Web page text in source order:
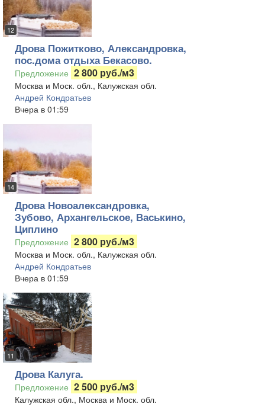
12
Дрова Пожитково, Александровка,
пос.дома отдыха Бекасово.
Предложение 2 800 руб./м3
Москва и Моск. обл., Калужская обл.
Андрей Кондратьев
Вчера в 01:59
14
Дрова Новоалександровка,
Зубово, Архангельское, Васькино,
Циплино
Предложение 2 800 руб./м3
Москва и Моск. обл., Калужская обл.
Андрей Кондратьев
Вчера в 01:59
11
Дрова Калуга.
Предложение 2 500 руб./м3
Калужская обл., Москва и Моск. обл.